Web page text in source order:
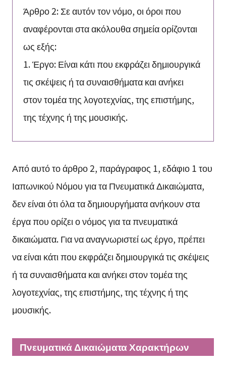
Άρθρο 2: Σε αυτόν τον νόμο, οι όροι που
αναφέρονται στα ακόλουθα σημεία ορίζονται
ως εξής:
1. Έργο: Είναι κάτι που εκφράζει δημιουργικά
τις σκέψεις ή τα συναισθήματα και ανήκει
στον τομέα της λογοτεχνίας, της επιστήμης,
της τέχνης ή της μουσικής.
Από αυτό το άρθρο 2, παράγραφος 1, εδάφιο 1 του
Ιαπωνικού Νόμου για τα Πνευματικά Δικαιώματα,
δεν είναι ότι όλα τα δημιουργήματα ανήκουν στα
έργα που ορίζει ο νόμος για τα πνευματικά
δικαιώματα. Για να αναγνωριστεί ως έργο, πρέπει
να είναι κάτι που εκφράζει δημιουργικά τις σκέψεις
ή τα συναισθήματα και ανήκει στον τομέα της
λογοτεχνίας, της επιστήμης, της τέχνης ή της
μουσικής.
Πνευματικά Δικαιώματα Χαρακτήρων